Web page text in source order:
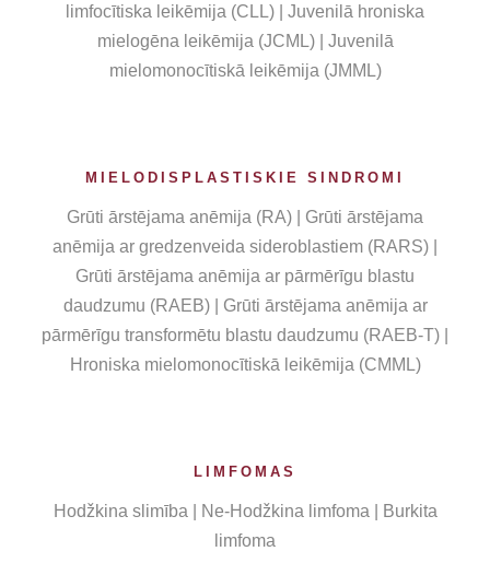
limfocītiska leikēmija (CLL) | Juvenilā hroniska
mielogēna leikēmija (JCML) | Juvenilā
mielomonocītiskā leikēmija (JMML)
MIELODISPLASTISKIE SINDROMI
Grūti ārstējama anēmija (RA) | Grūti ārstējama
anēmija ar gredzenveida sideroblastiem (RARS) |
Grūti ārstējama anēmija ar pārmērīgu blastu
daudzumu (RAEB) | Grūti ārstējama anēmija ar
pārmērīgu transformētu blastu daudzumu (RAEB-T) |
Hroniska mielomonocītiskā leikēmija (CMML)
LIMFOMAS
Hodžkina slimība | Ne-Hodžkina limfoma | Burkita
limfoma